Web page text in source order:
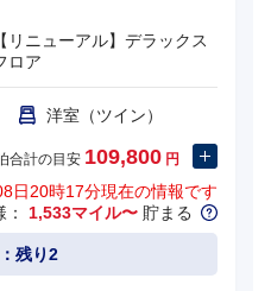
ニューアル】デラックス
ロア
洋室（ツイン）
合計の目安 109,800 円
日20時17分現在の情報です
： 1,533マイル〜 貯まる
：残り2